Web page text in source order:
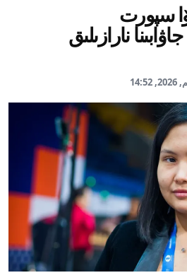
سپورت
نارازىلىق